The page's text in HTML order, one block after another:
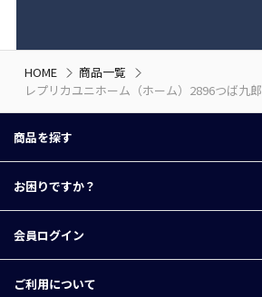
HOME
商品一覧
レプリカユニホーム（ホーム）2896つば九郎
商品を探す
お困りですか？
会員ログイン
ご利用について